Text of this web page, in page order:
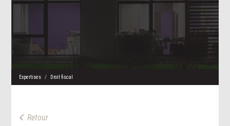
Expertises Droit fiscal